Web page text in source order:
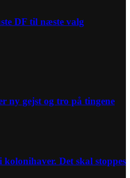
DF til næste valg
ny gejst og tro på tingene
Det skal stoppes